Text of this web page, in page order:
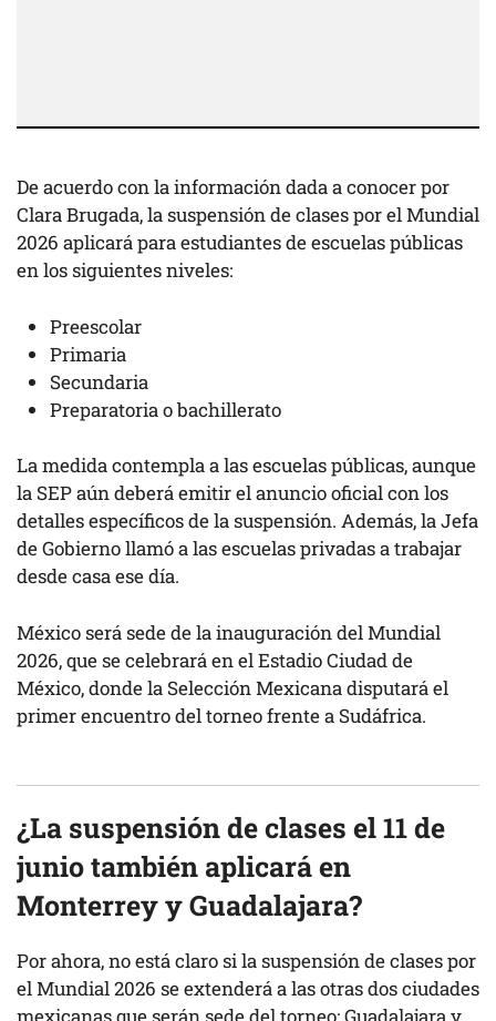
De acuerdo con la información dada a conocer por
Clara Brugada, la suspensión de clases por el Mundial
2026 aplicará para estudiantes de escuelas públicas
en los siguientes niveles:
Preescolar
Primaria
Secundaria
Preparatoria o bachillerato
La medida contempla a las escuelas públicas, aunque
la SEP aún deberá emitir el anuncio oficial con los
detalles específicos de la suspensión. Además, la Jefa
de Gobierno llamó a las escuelas privadas a trabajar
desde casa ese día.
México será sede de la inauguración del Mundial
2026, que se celebrará en el Estadio Ciudad de
México, donde la Selección Mexicana disputará el
primer encuentro del torneo frente a Sudáfrica.
¿La suspensión de clases el 11 de
junio también aplicará en
Monterrey y Guadalajara?
Por ahora, no está claro si la suspensión de clases por
el Mundial 2026 se extenderá a las otras dos ciudades
mexicanas que serán sede del torneo: Guadalajara y